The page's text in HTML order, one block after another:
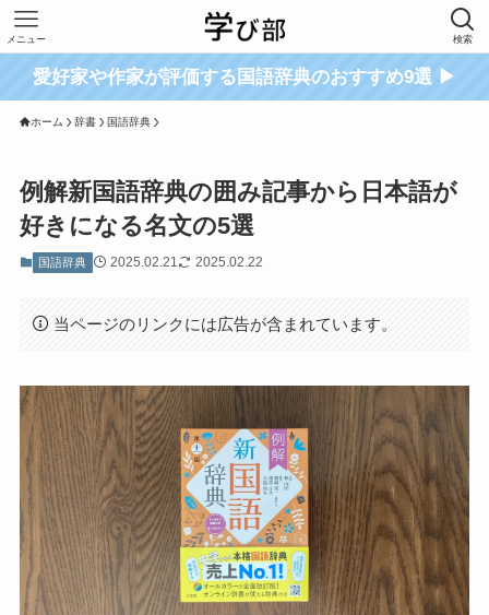
検索
メニュー
愛好家や作家が評価する国語辞典のおすすめ9選 ▶
ホーム 辞書 国語辞典
例解新国語辞典の囲み記事から日本語が
好きになる名文の5選
国語辞典 2025.02.21 2025.02.22
当ページのリンクには広告が含まれています。